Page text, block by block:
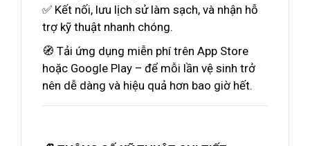
✅ Kết nối, lưu lịch sử làm sạch, và nhận hỗ
trợ kỹ thuật nhanh chóng.
🧭 Tải ứng dụng miễn phí trên App Store
hoặc Google Play – để mỗi lần vệ sinh trở
nên dễ dàng và hiệu quả hơn bao giờ hết.